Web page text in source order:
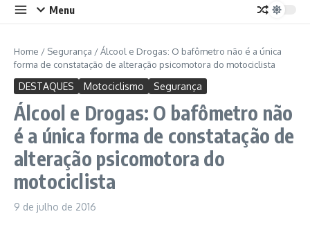
Menu
Home / Segurança /Álcool e Drogas: O bafômetro não é a única
forma de constatação de alteração psicomotora do motociclista
DESTAQUES Motociclismo Segurança
Álcool e Drogas: O bafômetro não
é a única forma de constatação de
alteração psicomotora do
motociclista
9 de julho de 2016